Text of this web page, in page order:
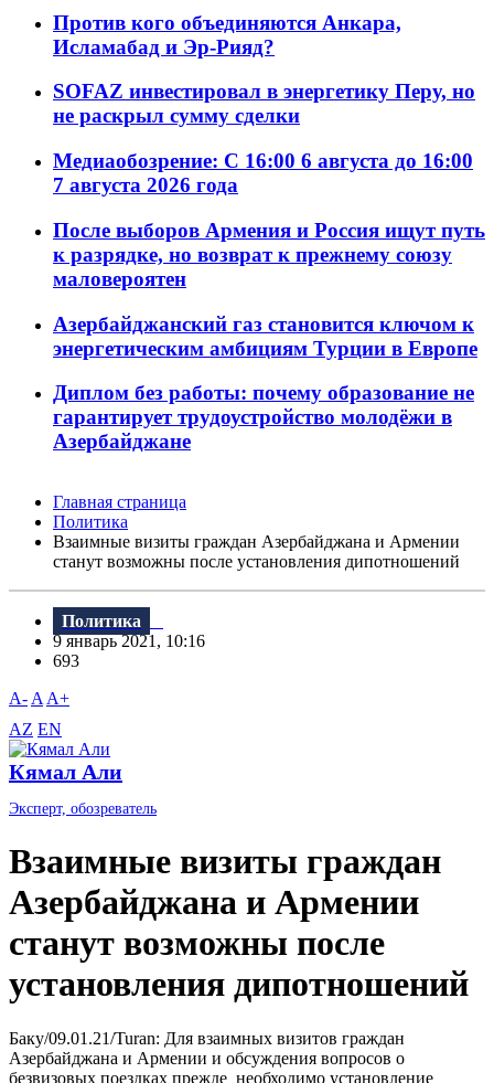
Против кого объединяются Анкара,
Исламабад и Эр-Рияд?
SOFAZ инвестировал в энергетику Перу, но
не раскрыл сумму сделки
Медиаобозрение: С 16:00 6 августа до 16:00
7 августа 2026 года
После выборов Армения и Россия ищут путь
к разрядке, но возврат к прежнему союзу
маловероятен
Азербайджанский газ становится ключом к
энергетическим амбициям Турции в Европе
Диплом без работы: почему образование не
гарантирует трудоустройство молодёжи в
Азербайджане
Главная страница
Политика
Взаимные визиты граждан Азербайджана и Армении
станут возможны после установления дипотношений
Политика
9 январь 2021, 10:16
693
A- A A+
AZ EN
Кямал Али
Эксперт, обозреватель
Взаимные визиты граждан
Азербайджана и Армении
станут возможны после
установления дипотношений
Баку/09.01.21/Turan: Для взаимных визитов граждан
Азербайджана и Армении и обсуждения вопросов о
безвизовых поездках прежде необходимо установление